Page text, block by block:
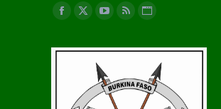
Trouvez nous sur :
Facebook
opens
X
opens
new
YouTube
opens
in
new
RSS
opens
new
Site
page
opens
in